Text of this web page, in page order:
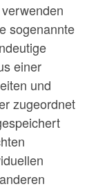
sogenannte
einer
und
zugeordnet